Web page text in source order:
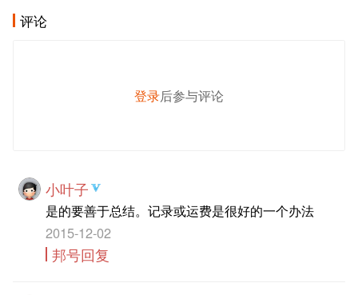
评论
登录后参与评论
小叶子
是的要善于总结。记录或运费是很好的一个办法
2015-12-02
邦号回复